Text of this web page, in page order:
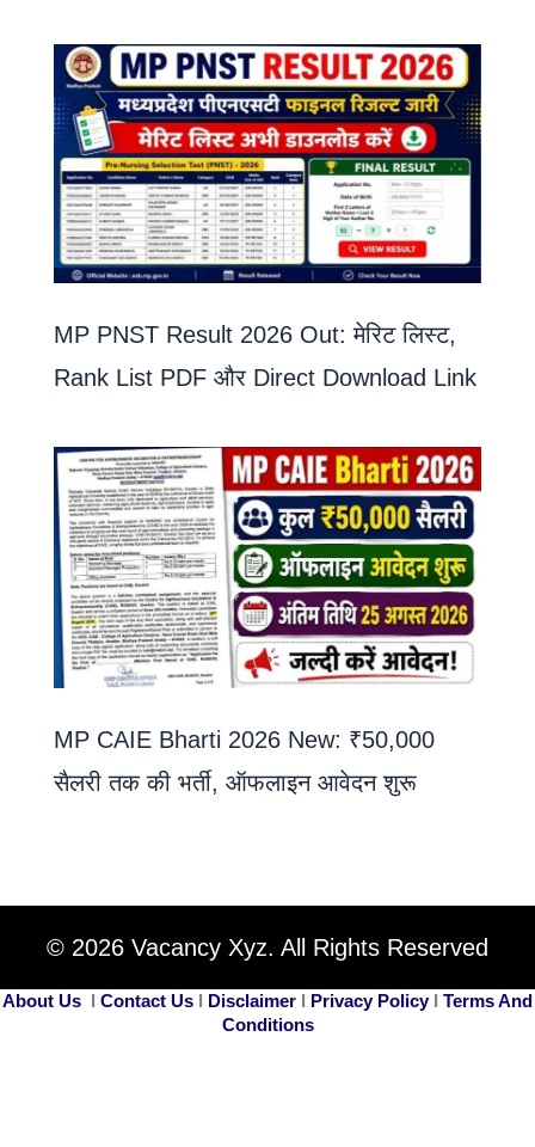
MP PNST Result 2026 Out: मेरिट लिस्ट,
Rank List PDF और Direct Download Link
MP CAIE Bharti 2026 New: ₹50,000
सैलरी तक की भर्ती, ऑफलाइन आवेदन शुरू
© 2026 Vacancy Xyz. All Rights Reserved
About Us I Contact Us I Disclaimer I Privacy PolicyI Terms And
Conditions